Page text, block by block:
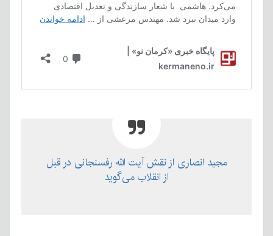
مجید انصاری از نقش آیت الله رفسنجانی در قبل
از انقلاب می‌گوید